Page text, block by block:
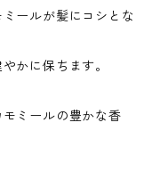
ールが髪にコシとな
かに保ちます。
ミールの豊かな香